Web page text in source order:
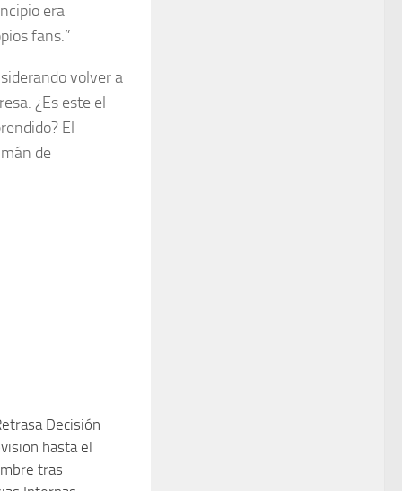
era
fans.”
volver a
¿Es este el
El
de
Decisión
hasta el
tras